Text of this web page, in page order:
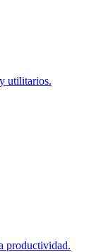
utilitarios.
productividad.